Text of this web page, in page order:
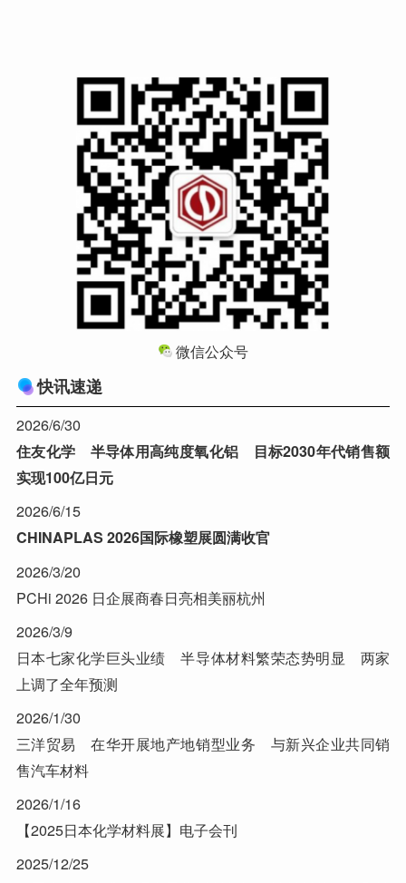
微信公众号
快讯速递
2026/6/30
住友化学 半导体用高纯度氧化铝 目标2030年代销售额
实现100亿日元
2026/6/15
CHINAPLAS 2026国际橡塑展圆满收官
2026/3/20
PCHi 2026 日企展商春日亮相美丽杭州
2026/3/9
日本七家化学巨头业绩 半导体材料繁荣态势明显 两家
上调了全年预测
2026/1/30
三洋贸易 在华开展地产地销型业务 与新兴企业共同销
售汽车材料
2026/1/16
【2025日本化学材料展】电子会刊
2025/12/25